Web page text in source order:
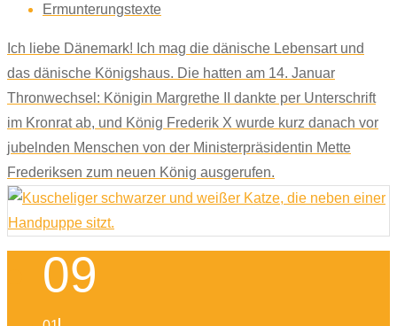
Ermunterungstexte
Ich liebe Dänemark! Ich mag die dänische Lebensart und
das dänische Königshaus. Die hatten am 14. Januar
Thronwechsel: Königin Margrethe II dankte per Unterschrift
im Kronrat ab, und König Frederik X wurde kurz danach vor
jubelnden Menschen von der Ministerpräsidentin Mette
Frederiksen zum neuen König ausgerufen.
09